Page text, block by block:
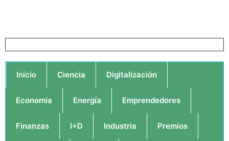
Inicio Ciencia Digitalización
Economía Energía Emprendedores
Finanzas I+D Industria Premios